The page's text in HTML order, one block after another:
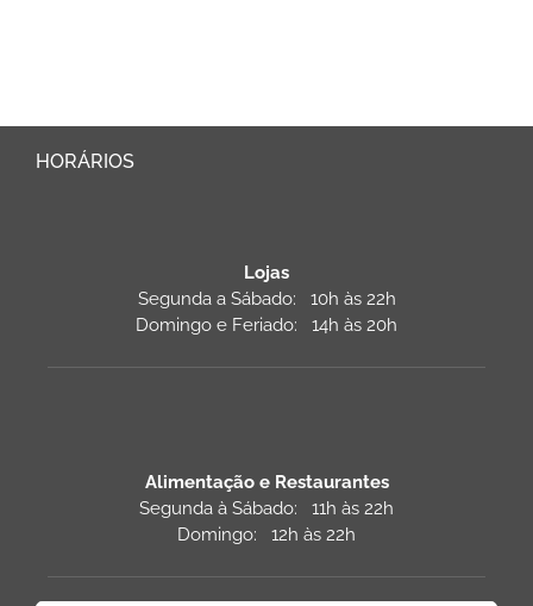
HORÁRIOS
Lojas
Segunda a Sábado: 10h às 22h
Domingo e Feriado: 14h às 20h
Alimentação e Restaurantes
Segunda à Sábado: 11h às 22h
Domingo: 12h às 22h